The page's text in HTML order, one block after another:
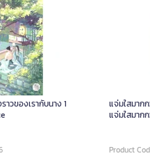
าวของเรากับนาง 1
แจ่มใสมาก
Product